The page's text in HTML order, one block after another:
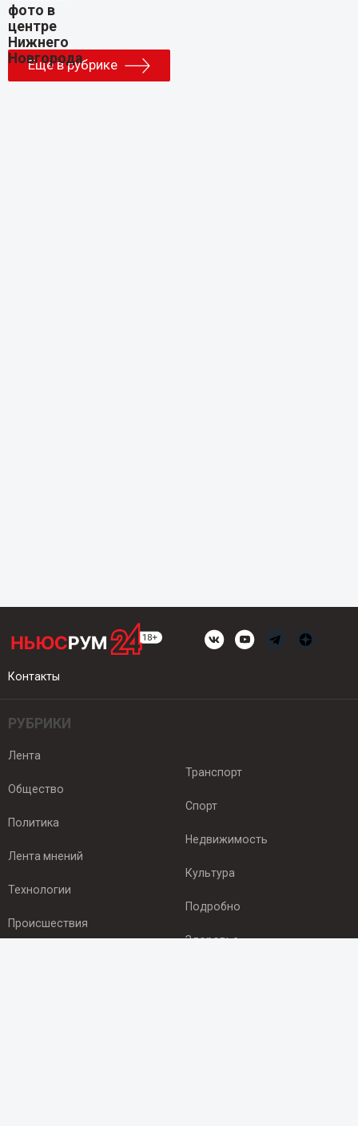
Еще в рубрике
Контакты
РУБРИКИ
Лента
Общество
Политика
Лента мнений
Технологии
Происшествия
Транспорт
Спорт
Недвижимость
Культура
Подробно
Здоровье